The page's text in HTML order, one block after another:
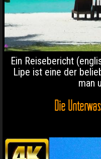
Ein Reisebericht
Lipe ist eine der
man
Die